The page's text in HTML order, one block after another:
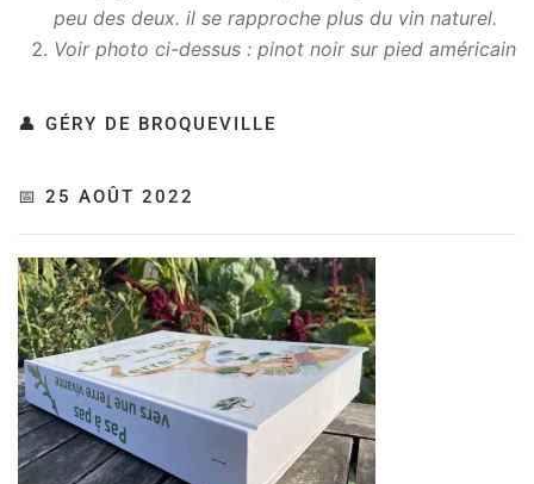
peu des deux. il se rapproche plus du vin naturel.
Voir photo ci-dessus : pinot noir sur pied américain
👤 GÉRY DE BROQUEVILLE
📅 25 AOÛT 2022